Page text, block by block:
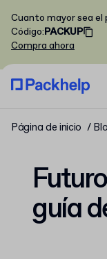
Cuanto mayor sea el
Código:PACKUP
Compra ahora
Página de inicio
guía